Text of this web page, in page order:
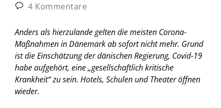
4 Kommentare
Anders als hierzulande gelten die meisten Corona-
Maßnahmen in Dänemark ab sofort nicht mehr. Grund
ist die Einschätzung der dänischen Regierung, Covid-19
habe aufgehört, eine „gesellschaftlich kritische
Krankheit“ zu sein. Hotels, Schulen und Theater öffnen
wieder.